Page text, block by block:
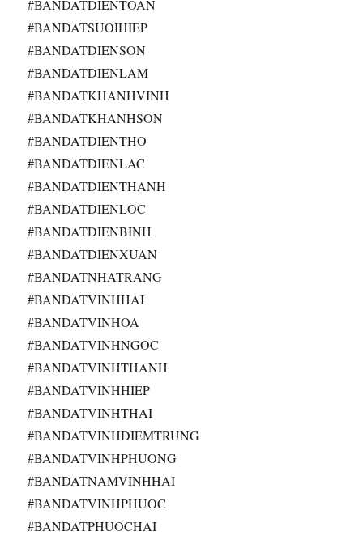
#BANDATDIENTOAN
#BANDATSUOIHIEP
#BANDATDIENSON
#BANDATDIENLAM
#BANDATKHANHVINH
#BANDATKHANHSON
#BANDATDIENTHO
#BANDATDIENLAC
#BANDATDIENTHANH
#BANDATDIENLOC
#BANDATDIENBINH
#BANDATDIENXUAN
#BANDATNHATRANG
#BANDATVINHHAI
#BANDATVINHOA
#BANDATVINHNGOC
#BANDATVINHTHANH
#BANDATVINHHIEP
#BANDATVINHTHAI
#BANDATVINHDIEMTRUNG
#BANDATVINHPHUONG
#BANDATNAMVINHHAI
#BANDATVINHPHUOC
#BANDATPHUOCHAI